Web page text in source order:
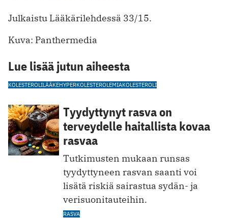
Julkaistu Lääkärilehdessä 33/15.
Kuva: Panthermedia
Lue lisää jutun aiheesta
KOLESTEROLILÄÄKEHYPERKOLESTEROLEMIAKOLESTEROLI
Tyydyttynyt rasva on
terveydelle haitallista kovaa
rasvaa
Tutkimusten mukaan runsas
tyydyttyneen rasvan saanti voi
lisätä riskiä sairastua sydän- ja
verisuonitauteihin.
RASVA